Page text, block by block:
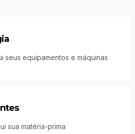
seus equipamentos e máquinas
sua matéria-prima